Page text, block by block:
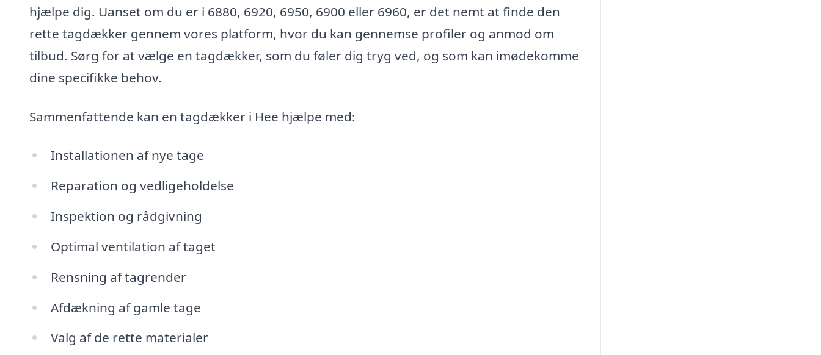
hjælpe dig. Uanset om du er i 6880, 6920, 6950, 6900 eller 6960, er det nemt at finde den
rette tagdækker gennem vores platform, hvor du kan gennemse profiler og anmod om
tilbud. Sørg for at vælge en tagdækker, som du føler dig tryg ved, og som kan imødekomme
dine specifikke behov.
Sammenfattende kan en tagdækker i Hee hjælpe med:
Installationen af nye tage
Reparation og vedligeholdelse
Inspektion og rådgivning
Optimal ventilation af taget
Rensning af tagrender
Afdækning af gamle tage
Valg af de rette materialer